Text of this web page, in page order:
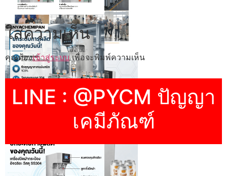
ใส่ความเห็น
คุณต้องเข้าสู่ระบบเพื่อจะพิมพ์ความเห็น
LINE : @PYCM ปัญญา
เคมีภัณฑ์